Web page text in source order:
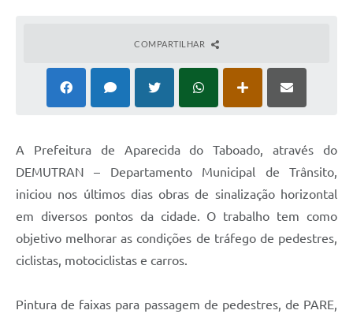
COMPARTILHAR
A Prefeitura de Aparecida do Taboado, através do
DEMUTRAN – Departamento Municipal de Trânsito,
iniciou nos últimos dias obras de sinalização horizontal
em diversos pontos da cidade. O trabalho tem como
objetivo melhorar as condições de tráfego de pedestres,
ciclistas, motociclistas e carros.
Pintura de faixas para passagem de pedestres, de PARE,